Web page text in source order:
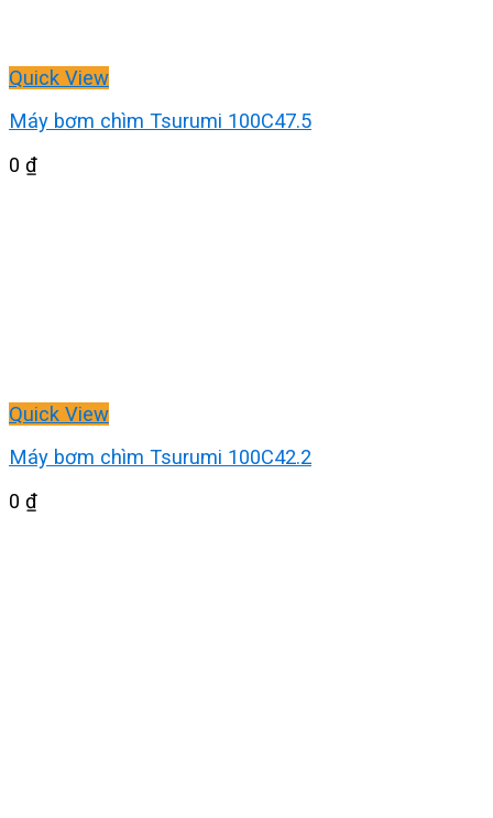
Quick View
Máy bơm chìm Tsurumi 100C47.5
0 ₫
Quick View
Máy bơm chìm Tsurumi 100C42.2
0 ₫